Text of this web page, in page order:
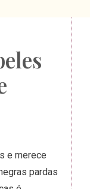
e merece
pardas